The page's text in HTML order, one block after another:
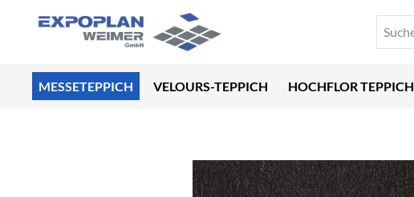
MESSETEPPICH VELOURS-TEPPICH HOCHFLOR TEPPICH